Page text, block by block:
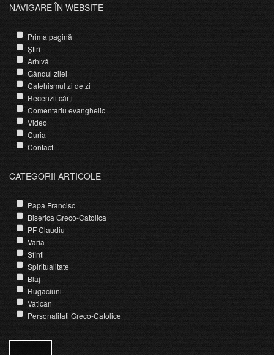
NAVIGARE ÎN WEBSITE
Prima pagină
Știri
Arhivă
Gândul zilei
Catehismul zi de zi
Recenzii cărți
Comentariu evanghelic
Video
Curia
Contact
CATEGORII ARTICOLE
Papa Francisc
Biserica Greco-Catolica
PF Claudiu
Varia
Sfinti
Spiritualitate
Blaj
Rugaciuni
Vatican
Personalitati Greco-Catolice